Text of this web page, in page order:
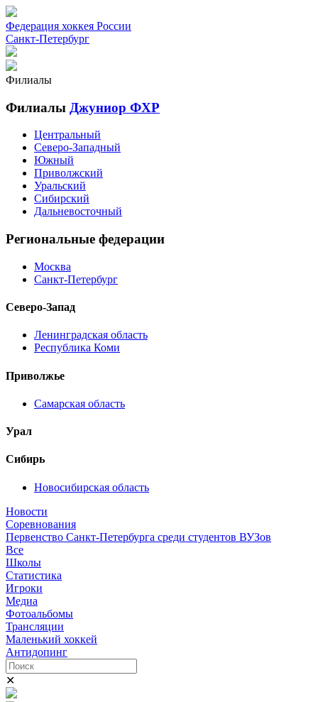
Федерация хоккея России
Санкт-Петербург
Филиалы
Филиалы Джуниор ФХР
Центральный
Северо-Западный
Южный
Приволжский
Уральский
Сибирский
Дальневосточный
Региональные федерации
Москва
Санкт-Петербург
Северо-Запад
Ленинградская область
Республика Коми
Приволжье
Самарская область
Урал
Сибирь
Новосибирская область
Новости
Соревнования
Первенство Санкт-Петербурга среди студентов ВУЗов
Все
Школы
Статистика
Игроки
Медиа
Фотоальбомы
Трансляции
Маленький хоккей
Антидопинг
✕